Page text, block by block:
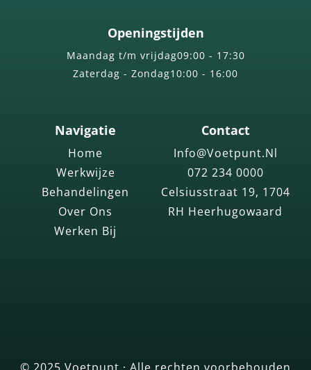
Openingstijden
Maandag t/m vrijdag09:00 - 17:30
Zaterdag - Zondag10:00 - 16:00
Navigatie
Home
Werkwijze
Behandelingen
Over Ons
Werken Bij
Contact
Info@voetpunt.nl
072 234 0000
Celsiusstraat 19, 1704
RH Heerhugowaard
© 2025 Voetpunt · Alle rechten voorbehouden